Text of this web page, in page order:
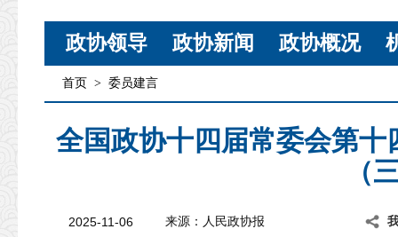
政协领导 政协新闻 政协概况
首页 > 委员建言
全国政协十四届常委会第
（
2025-11-06 来源：人民政协报